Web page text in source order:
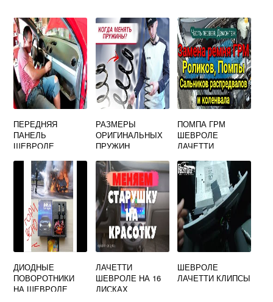
ПЕРЕДНЯЯ
ПАНЕЛЬ
ШЕВРОЛЕ
РАЗМЕРЫ
ОРИГИНАЛЬНЫХ
ПРУЖИН
ЛАЧЕТТИ 1.6
УНИВЕРСАЛ
ПОМПА ГРМ
ШЕВРОЛЕ
ЛАЧЕТТИ
ДИОДНЫЕ
ПОВОРОТНИКИ
НА ШЕВРОЛЕ
ЛАЧЕТТИ
ШЕВРОЛЕ НА 16
ДИСКАХ
ШЕВРОЛЕ
ЛАЧЕТТИ КЛИПСЫ